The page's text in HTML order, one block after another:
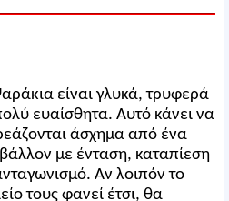
είναι γλυκά, τρυφερά
ευαίσθητα. Αυτό κάνει να
άσχημα από ένα
με ένταση, καταπίεση
Αν λοιπόν το
τους φανεί έτσι, θα